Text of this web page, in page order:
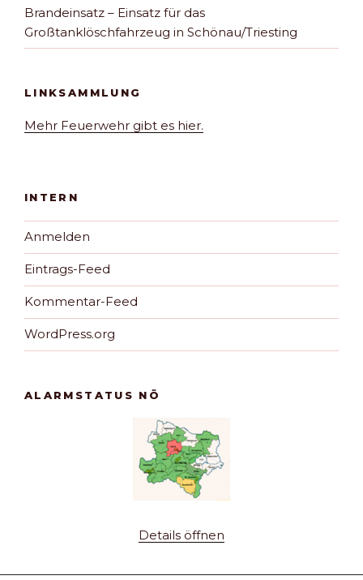
Brandeinsatz – Einsatz für das
Großtanklöschfahrzeug in Schönau/Triesting
LINKSAMMLUNG
Mehr Feuerwehr gibt es hier.
INTERN
Anmelden
Eintrags-Feed
Kommentar-Feed
WordPress.org
ALARMSTATUS NÖ
Details öffnen